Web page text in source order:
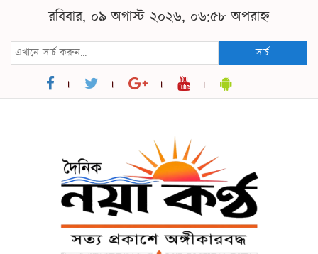
রবিবার, ০৯ অগাস্ট ২০২৬, ০৬:৫৮ অপরাহ্ন
সার্চ